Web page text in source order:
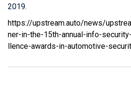
2019.
https://upstream.auto/news/
ner-in-the-15th-annual-info-
llence-awards-in-automotive-